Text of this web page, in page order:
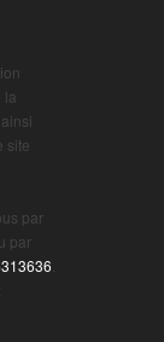
la
site
par
par